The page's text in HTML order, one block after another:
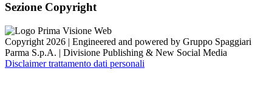
Sezione Copyright
Copyright 2026 | Engineered and powered by Gruppo Spaggiari
Parma S.p.A. | Divisione Publishing & New Social Media
Disclaimer trattamento dati personali